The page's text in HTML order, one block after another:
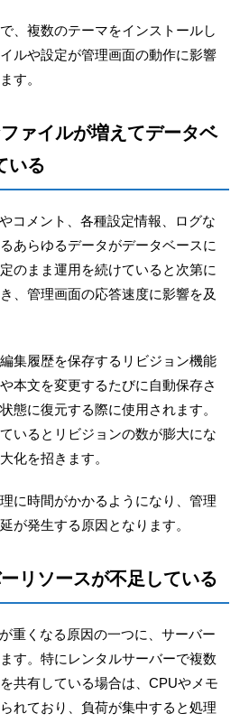
、複数のテーマをインストールし
ルや設定が管理画面の動作に影響
す。
ファイルが増えてデータベ
いる
コメント、各種設定情報、ログな
あらゆるデータがデータベースに
のまま運用を続けていると次第に
、管理画面の応答速度に影響を及
集履歴を保存するリビジョン機能
本文を変更するたびに自動保存さ
態に復元する際に使用されます。
いるとリビジョンの数が膨大にな
化を招きます。
に時間がかかるようになり、管理
が発生する原因となります。
ーリソースが不足している
重くなる原因の一つに、サーバー
す。特にレンタルサーバーで複数
共有している場合は、CPUやメモ
れており、負荷が集中すると処理